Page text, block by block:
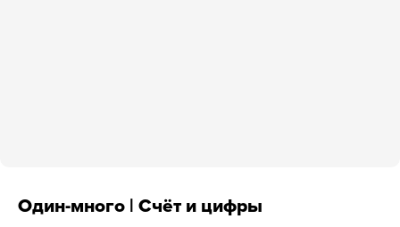
Один-много | Счёт и цифры